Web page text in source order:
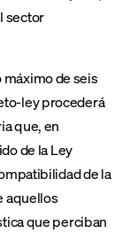
sector
máximo de seis
ley procederá
que, en
de la Ley
de la
aquellos
que perciban